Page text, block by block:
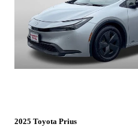
2025 Toyota Prius